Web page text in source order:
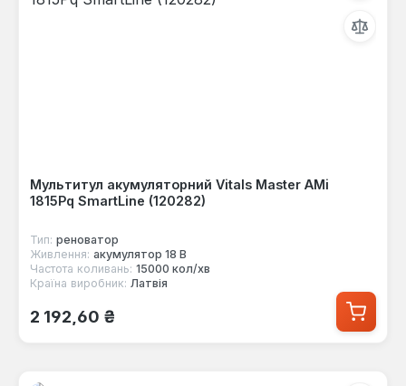
Мультитул акумуляторний Vitals Master AMi
1815Pq SmartLine (120282)
Тип: реноватор
Живлення: акумулятор 18 В
Частота коливань: 15000 кол/хв
Країна виробник: Латвія
Звичайна ціна:
2 192,60 ₴